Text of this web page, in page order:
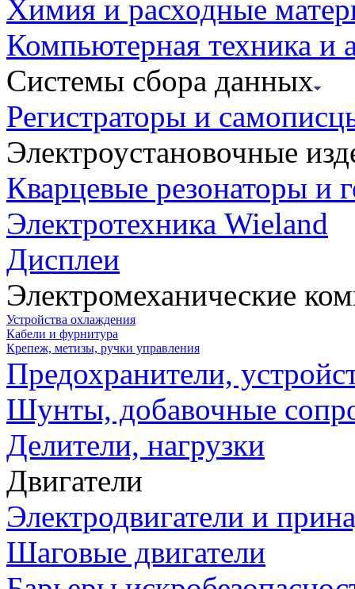
Химия и расходные
Компьютерная техника и
Системы сбора данных
Регистраторы и
Электроустановочные
Кварцевые резонаторы и
Электротехника Wieland
Дисплеи
Электромеханические
Устройства охлаждения
Кабели и фурнитура
Крепеж, метизы, ручки управления
Предохранители,
Шунты, добавочные
Делители, нагрузки
Двигатели
Электродвигатели и
Шаговые двигатели